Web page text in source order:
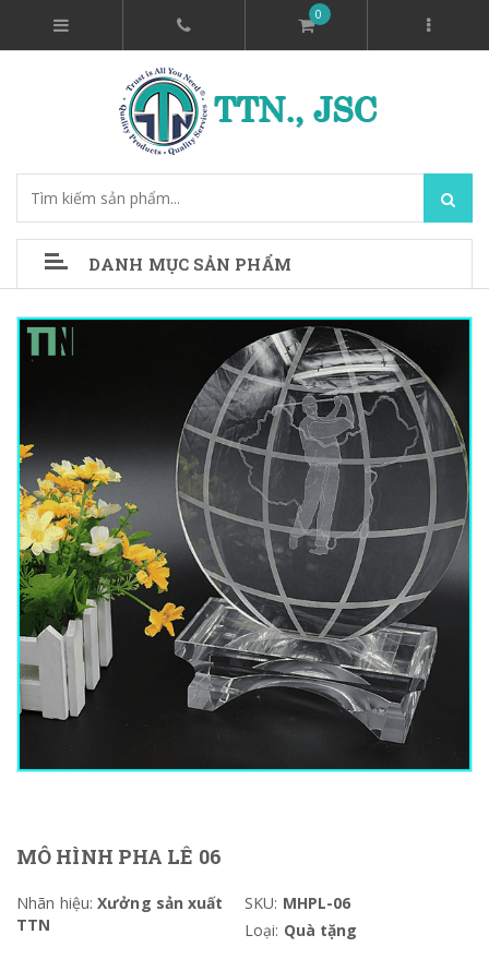
0
DANH MỤC SẢN PHẨM
MÔ HÌNH PHA LÊ 06
Nhãn hiệu: Xưởng sản xuất
TTN
SKU: MHPL-06
Loại: Quà tặng